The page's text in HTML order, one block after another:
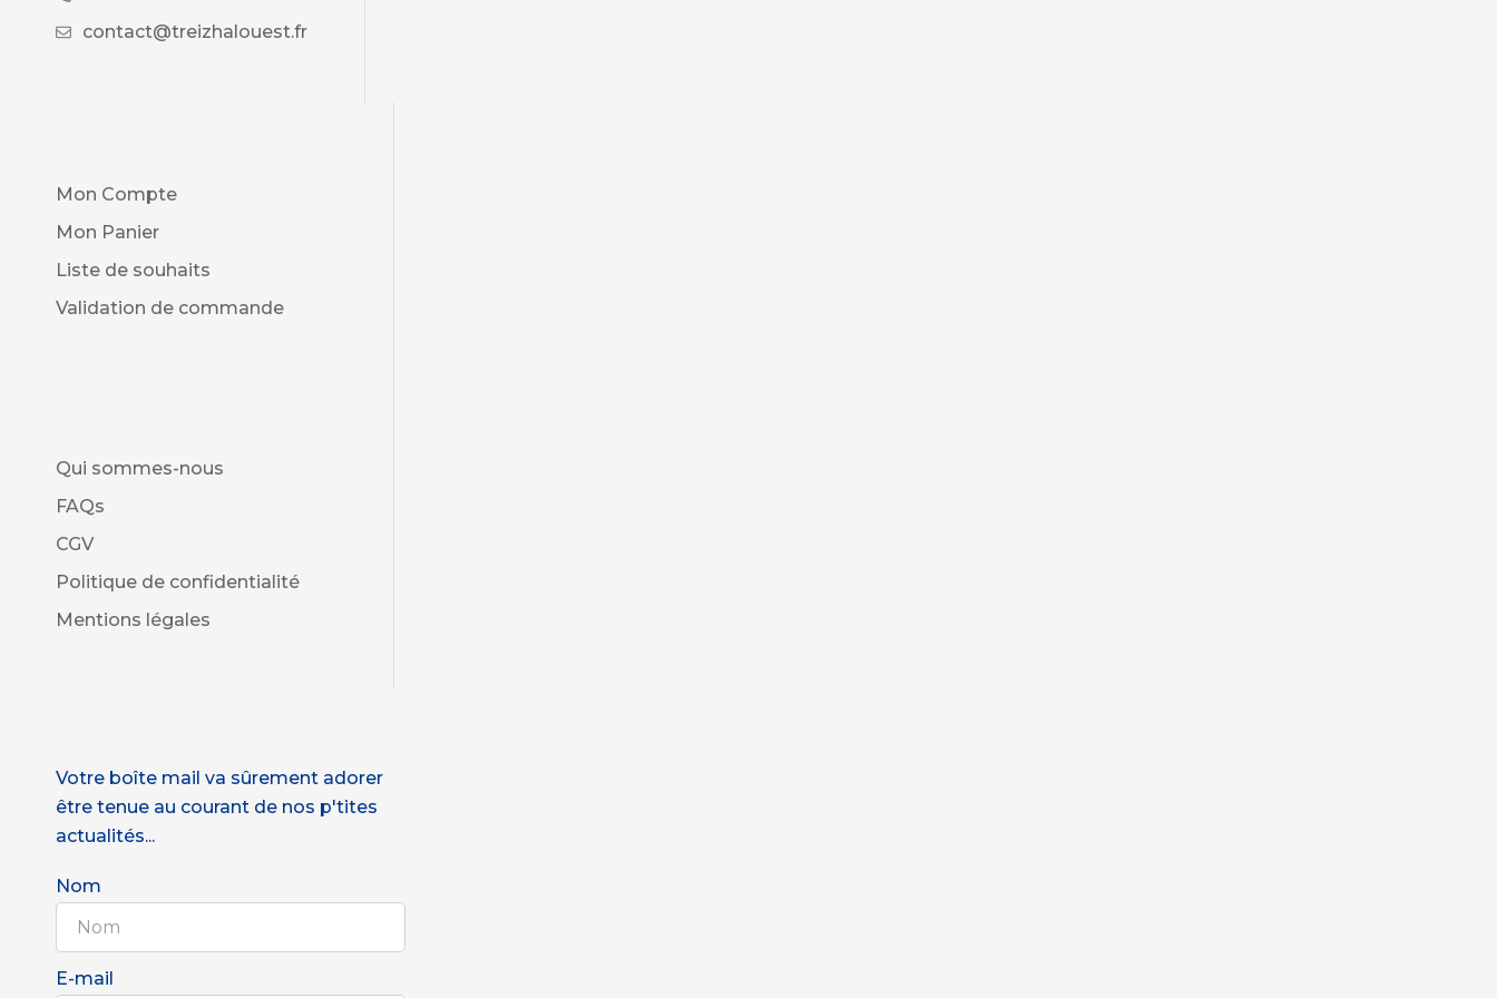
contact@treizhalouest.fr
Mon Compte
Mon Panier
Liste de souhaits
Validation de commande
Qui sommes-nous
FAQs
CGV
Politique de confidentialité
Mentions légales
Votre boîte mail va sûrement adorer
être tenue au courant de nos p'tites
actualités...
Nom
E-mail